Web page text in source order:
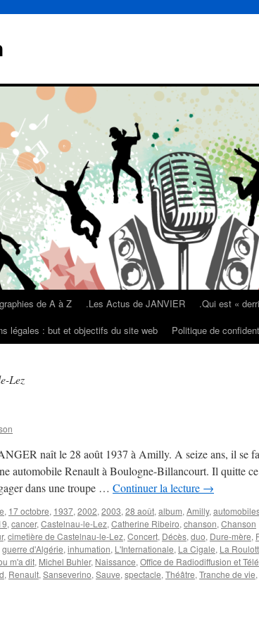
de A à Z .Les Actus de JANVIER .Qui est «
légales : but et objectifs du site web Politique de
Lez
naît le 28 août 1937 à Amilly. A seize ans, il se
automobile Renault à Boulogne-Billancourt. Il quitte
dans une troupe … Continuer la lecture →
, 17 octobre, 1937, 2002, 2003, 28 août, album, Amilly,
, cancer, Castelnau-le-Lez, Catherine Ribeiro, chanson, Chanson
, cimetière de Castelnau-le-Lez, Concert, Décès, duo, Dure-mère,
guerre d'Algérie, inhumation, L'Internationale, La Cigale, La
m'a dit, Michel Buhler, Naissance, Office de Radiodiffusion et
, Renault, Sanseverino, Sauve, spectacle, Théâtre, Tranche de vie,